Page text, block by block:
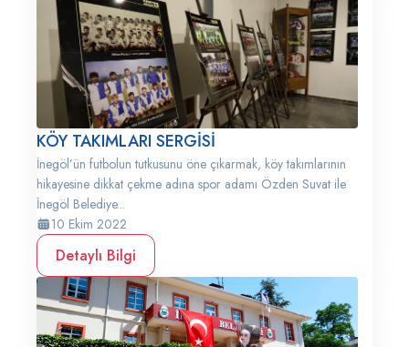
KÖY TAKIMLARI SERGİSİ
İnegöl’ün futbolun tutkusunu öne çıkarmak, köy takımlarının
hikayesine dikkat çekme adına spor adamı Özden Suvat ile
İnegöl Belediye...
10 Ekim 2022
Detaylı Bilgi